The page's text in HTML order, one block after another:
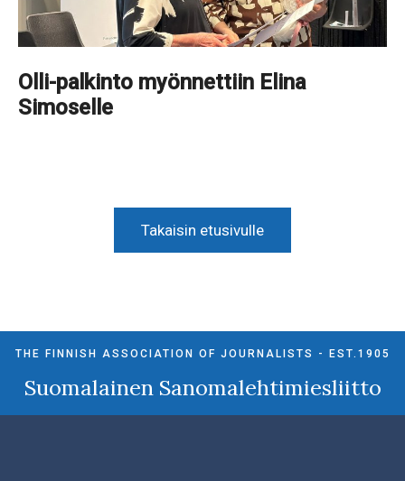
Olli-palkinto myönnettiin Elina
Simoselle
Takaisin etusivulle
THE FINNISH ASSOCIATION OF JOURNALISTS - EST.1905
Suomalainen Sanomalehtimiesliitto